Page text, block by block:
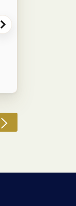
【Lot No.303】甲号